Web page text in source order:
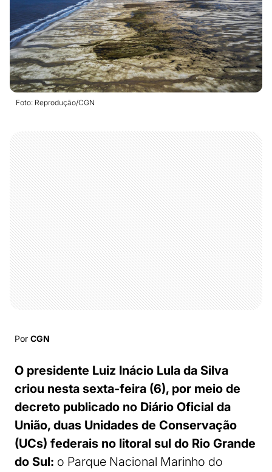
Foto: Reprodução/CGN
Por CGN
O presidente Luiz Inácio Lula da Silva
criou nesta sexta-feira (6), por meio de
decreto publicado no Diário Oficial da
União, duas Unidades de Conservação
(UCs) federais no litoral sul do Rio Grande
do Sul: o Parque Nacional Marinho do